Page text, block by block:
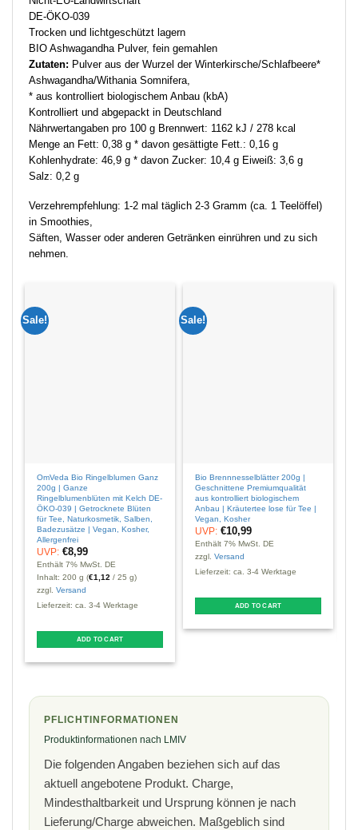
DE-ÖKO-039
Trocken und lichtgeschützt lagern
BIO Ashwagandha Pulver, fein gemahlen
Zutaten: Pulver aus der Wurzel der Winterkirsche/Schlafbeere*
Ashwagandha/Withania Somnifera,
* aus kontrolliert biologischem Anbau (kbA)
Kontrolliert und abgepackt in Deutschland
Nährwertangaben pro 100 g Brennwert: 1162 kJ / 278 kcal
Menge an Fett: 0,38 g * davon gesättigte Fett.: 0,16 g
Kohlenhydrate: 46,9 g * davon Zucker: 10,4 g Eiweiß: 3,6 g
Salz: 0,2 g
Verzehrempfehlung: 1-2 mal täglich 2-3 Gramm (ca. 1 Teelöffel)
in Smoothies,
Säften, Wasser oder anderen Getränken einrühren und zu sich
nehmen.
Sale!
OmVeda Bio Ringelblumen Ganz
200g | Ganze
Ringelblumenblüten mit Kelch DE-
ÖKO-039 | Getrocknete Blüten
für Tee, Naturkosmetik, Salben,
Badezusätze | Vegan, Kosher,
Allergenfrei
UVP: €8,99
Enthält 7% MwSt. DE
Inhalt: 200 g (€1,12 / 25 g)
zzgl.Versand
Lieferzeit: ca. 3-4 Werktage
ADD TO CART
Sale!
Bio Brennnesselblätter 200g |
Geschnittene Premiumqualität
aus kontrolliert biologischem
Anbau | Kräutertee lose für Tee |
Vegan, Kosher
UVP: €10,99
Enthält 7% MwSt. DE
zzgl.Versand
Lieferzeit: ca. 3-4 Werktage
ADD TO CART
PFLICHTINFORMATIONEN
Produktinformationen nach LMIV
Die folgenden Angaben beziehen sich auf das
aktuell angebotene Produkt. Charge,
Mindesthaltbarkeit und Ursprung können je nach
Lieferung/Charge abweichen. Maßgeblich sind